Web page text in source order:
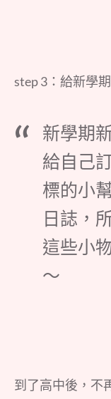
step 3：給新學
新學期
給自己
標的小
日誌，
這些小
～
到了高中後，不